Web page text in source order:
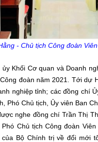
- Chủ tịch Công đoàn
Cơ quan và Doanh
đoàn năm 2021. Tới dự
nghiệp tỉnh; các đồng chí
Phó Chủ tịch, Ủy viên Ban
nghe đồng chí Trần Thị
Chủ tịch Công đoàn
của Bộ Chính trị về đổi mới